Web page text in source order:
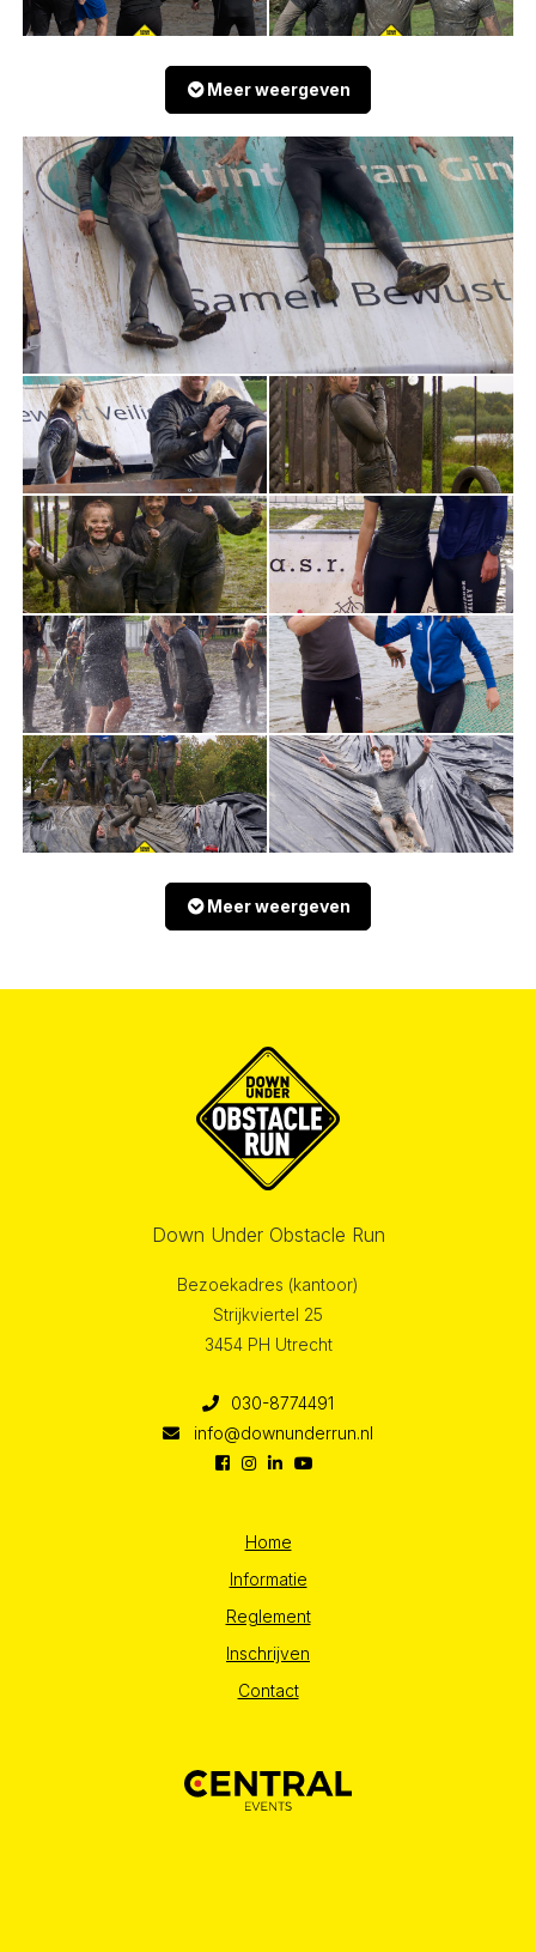
Meer weergeven
Meer weergeven
Down Under Obstacle Run
Bezoekadres (kantoor)
Strijkviertel 25
3454 PH Utrecht
030-8774491
info@downunderrun.nl
Home
Informatie
Reglement
Inschrijven
Contact